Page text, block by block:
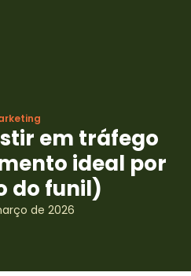
em tráfego
ideal por
do funil)
de 2026